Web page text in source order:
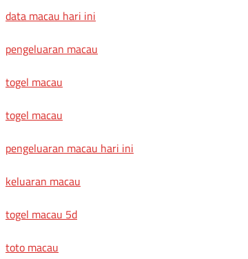
data macau hari ini
pengeluaran macau
togel macau
togel macau
pengeluaran macau hari ini
keluaran macau
togel macau 5d
toto macau